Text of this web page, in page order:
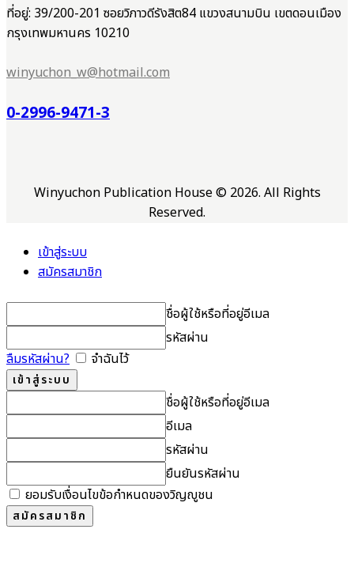
ที่อยู่: 39/200-201 ซอยวิภาวดีรังสิต84 แขวงสนามบิน เขตดอนเมือง
กรุงเทพมหานคร 10210
winyuchon_w@hotmail.com
0-2996-9471-3
Winyuchon Publication House © 2026. All Rights
Reserved.
เข้าสู่ระบบ
สมัครสมาชิก
ชื่อผู้ใช้หรือที่อยู่อีเมล
รหัสผ่าน
ลืมรหัสผ่าน?
จำฉันไว้
ชื่อผู้ใช้หรือที่อยู่อีเมล
อีเมล
รหัสผ่าน
ยืนยันรหัสผ่าน
ยอมรับเงื่อนไขข้อกำหนดของวิญญูชน